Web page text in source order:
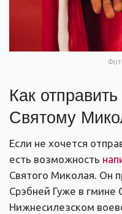
Как
Святому
Если не хочется
есть возможность
Святого Миколая. Он
Срэбней Гуже в гмине
Нижнесилезском